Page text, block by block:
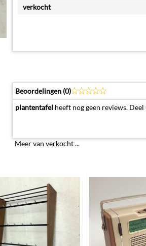
verkocht
Beoordelingen (0)
plantentafel heeft nog geen reviews.
Meer van verkocht ...